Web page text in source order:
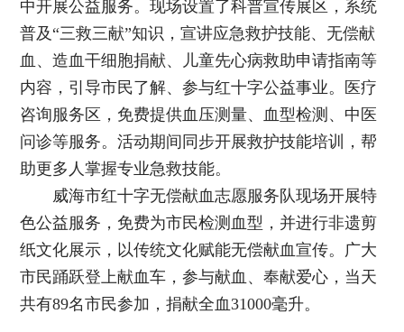
中开展公益服务。现场设置了科普宣传展区，系统
普及“三救三献”知识，宣讲应急救护技能、无偿献
血、造血干细胞捐献、儿童先心病救助申请指南等
内容，引导市民了解、参与红十字公益事业。医疗
咨询服务区，免费提供血压测量、血型检测、中医
问诊等服务。活动期间同步开展救护技能培训，帮
助更多人掌握专业急救技能。
威海市红十字无偿献血志愿服务队现场开展特
色公益服务，免费为市民检测血型，并进行非遗剪
纸文化展示，以传统文化赋能无偿献血宣传。广大
市民踊跃登上献血车，参与献血、奉献爱心，当天
共有89名市民参加，捐献全血31000毫升。